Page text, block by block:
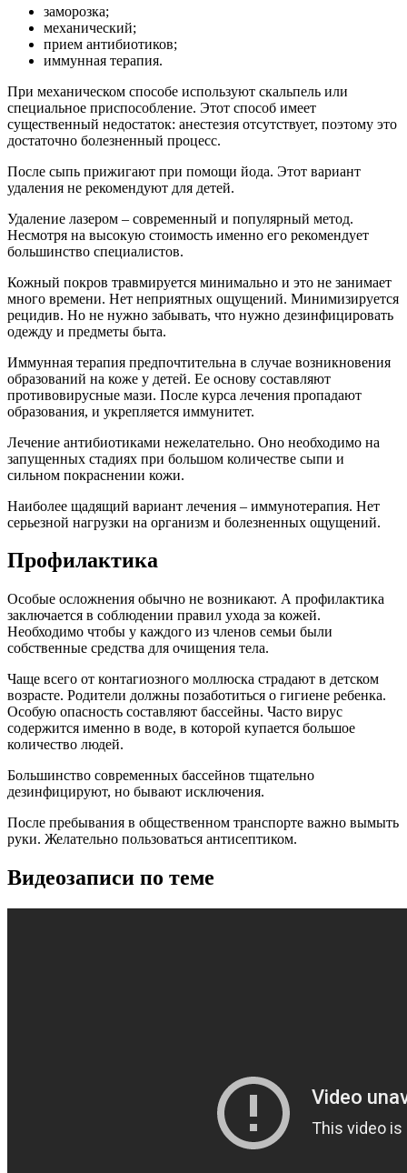
заморозка;
механический;
прием антибиотиков;
иммунная терапия.
При механическом способе используют скальпель или
специальное приспособление. Этот способ имеет
существенный недостаток: анестезия отсутствует, поэтому это
достаточно болезненный процесс.
После сыпь прижигают при помощи йода. Этот вариант
удаления не рекомендуют для детей.
Удаление лазером – современный и популярный метод.
Несмотря на высокую стоимость именно его рекомендует
большинство специалистов.
Кожный покров травмируется минимально и это не занимает
много времени. Нет неприятных ощущений. Минимизируется
рецидив. Но не нужно забывать, что нужно дезинфицировать
одежду и предметы быта.
Иммунная терапия предпочтительна в случае возникновения
образований на коже у детей. Ее основу составляют
противовирусные мази. После курса лечения пропадают
образования, и укрепляется иммунитет.
Лечение антибиотиками нежелательно. Оно необходимо на
запущенных стадиях при большом количестве сыпи и
сильном покраснении кожи.
Наиболее щадящий вариант лечения – иммунотерапия. Нет
серьезной нагрузки на организм и болезненных ощущений.
Профилактика
Особые осложнения обычно не возникают. А профилактика
заключается в соблюдении правил ухода за кожей.
Необходимо чтобы у каждого из членов семьи были
собственные средства для очищения тела.
Чаще всего от контагиозного моллюска страдают в детском
возрасте. Родители должны позаботиться о гигиене ребенка.
Особую опасность составляют бассейны. Часто вирус
содержится именно в воде, в которой купается большое
количество людей.
Большинство современных бассейнов тщательно
дезинфицируют, но бывают исключения.
После пребывания в общественном транспорте важно вымыть
руки. Желательно пользоваться антисептиком.
Видеозаписи по теме